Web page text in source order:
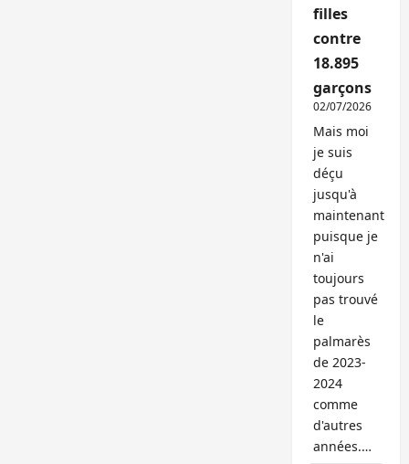
filles
contre
18.895
garçons
02/07/2026
Mais moi
je suis
déçu
jusqu'à
maintenant
puisque je
n'ai
toujours
pas trouvé
le
palmarès
de 2023-
2024
comme
d'autres
années.…